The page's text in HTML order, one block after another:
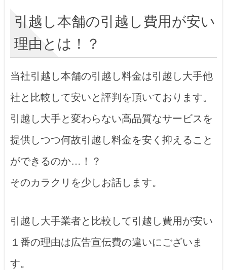
引越し本舗の引越し費用が安い
理由とは！？
当社引越し本舗の引越し料金は引越し大手他
社と比較して安いと評判を頂いております。
引越し大手と変わらない高品質なサービスを
提供しつつ何故引越し料金を安く抑えること
ができるのか…！？
そのカラクリを少しお話します。
引越し大手業者と比較して引越し費用が安い
１番の理由は広告宣伝費の違いにございま
す。